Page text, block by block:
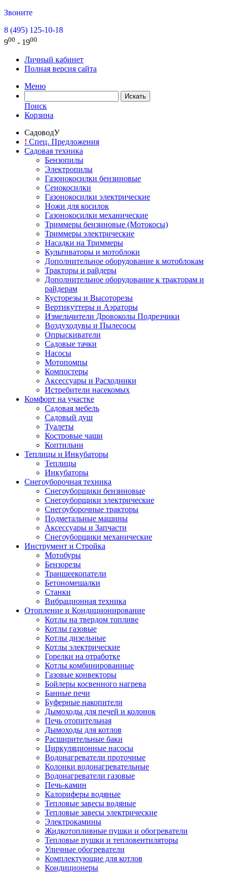
Звоните
8 (495) 125-10-18
900 - 1900
Личный кабинет
Полная версия сайта
Меню
Поиск
Корзина
СадоводУ
! Спец. Предложения
Садовая техника
Бензопилы
Электропилы
Газонокосилки бензиновые
Сенокосилки
Газонокосилки электрические
Ножи для косилок
Газонокосилки механические
Триммеры бензиновые (Мотокосы)
Триммеры электрические
Насадки на Триммеры
Культиваторы и мотоблоки
Дополнительное оборудование к мотоблокам
Тракторы и райдеры
Дополнительное оборудование к тракторам и
райдерам
Кусторезы и Высоторезы
Вертикуттеры и Аэраторы
Измельчители Дровоколы Подрезчики
Воздуходувы и Пылесосы
Опрыскиватели
Садовые тачки
Насосы
Мотопомпы
Компостеры
Аксессуары и Расходники
Истребители насекомых
Комфорт на участке
Садовая мебель
Садовый душ
Туалеты
Костровые чаши
Коптильни
Теплицы и Инкубаторы
Теплицы
Инкубаторы
Снегоуборочная техника
Снегоуборщики бензиновые
Снегоуборщики электрические
Снегоуборочные тракторы
Подметальные машины
Аксессуары и Запчасти
Снегоуборщики механические
Инструмент и Стройка
Мотобуры
Бензорезы
Траншеекопатели
Бетономешалки
Станки
Вибрационная техника
Отопление и Кондиционирование
Котлы на твердом топливе
Котлы газовые
Котлы дизельные
Котлы электрические
Горелки на отработке
Котлы комбинированные
Газовые конвекторы
Бойлеры косвенного нагрева
Банные печи
Буферные накопители
Дымоходы для печей и колонок
Печь отопительная
Дымоходы для котлов
Расширительные баки
Циркуляционные насосы
Водонагреватели проточные
Колонки водонагревательные
Водонагреватели газовые
Печь-камин
Калориферы водяные
Тепловые завесы водяные
Тепловые завесы электрические
Электрокамины
Жидкотопливные пушки и обогреватели
Тепловые пушки и тепловентиляторы
Уличные обогреватели
Комплектующие для котлов
Кондиционеры